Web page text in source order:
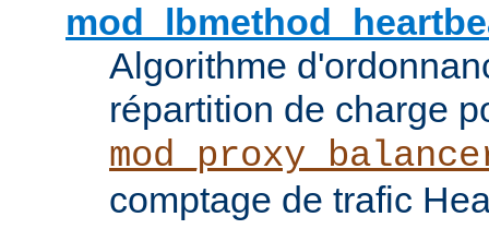
Algorithme
répartition de charge
comptage de trafic